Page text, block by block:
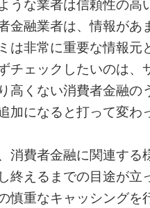
うな業者は信頼性の高
金融業者は、情報があ
は非常に重要な情報元
チェックしたいのは、
高くない消費者金融の
加になると打って変わ
消費者金融に関連する
終えるまでの目途が立
慎重なキャッシングを